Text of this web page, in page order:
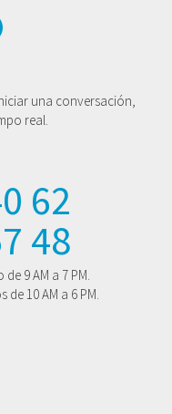
una conversación,
real.
62
48
9 AM a 7 PM.
10 AM a 6 PM.